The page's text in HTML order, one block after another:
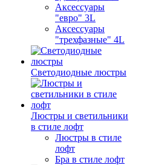
Аксессуары
"евро" 3L
Аксессуары
"трехфазные" 4L
Светодиодные люстры
Люстры и светильники
в стиле лофт
Люстры в стиле
лофт
Бра в стиле лофт